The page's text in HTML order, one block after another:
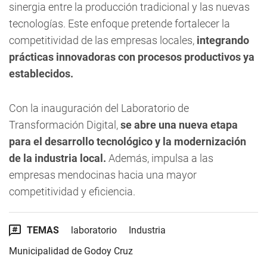
sinergia entre la producción tradicional y las nuevas
tecnologías. Este enfoque pretende fortalecer la
competitividad de las empresas locales, integrando
prácticas innovadoras con procesos productivos ya
establecidos.
Con la inauguración del Laboratorio de
Transformación Digital,se abre una nueva etapa
para el desarrollo tecnológico y la modernización
de la industria local. Además, impulsa a las
empresas mendocinas hacia una mayor
competitividad y eficiencia.
TEMAS laboratorio
Industria
Municipalidad de Godoy Cruz